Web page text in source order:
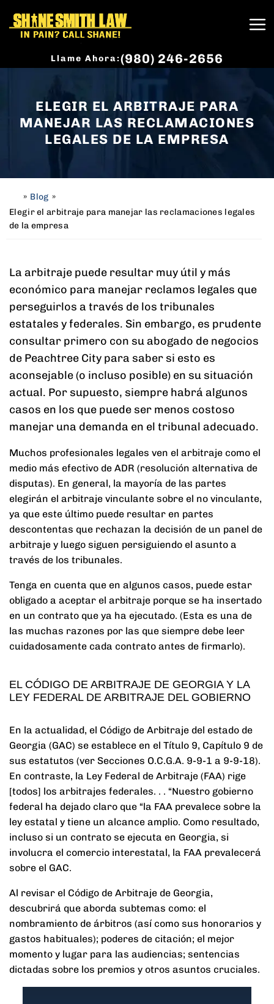
Llame Ahora:(980) 246-2656
ELEGIR EL ARBITRAJE PARA
MANEJAR LAS RECLAMACIONES
LEGALES DE LA EMPRESA
o
m
» Blog »
Elegir el arbitraje para manejar las reclamaciones legales
de la empresa
La arbitraje puede resultar muy útil y más
económico para manejar reclamos legales que
perseguirlos a través de los tribunales
estatales y federales. Sin embargo, es prudente
consultar primero con su abogado de negocios
de Peachtree City para saber si esto es
aconsejable (o incluso posible) en su situación
actual. Por supuesto, siempre habrá algunos
casos en los que puede ser menos costoso
manejar una demanda en el tribunal adecuado.
Muchos profesionales legales ven el arbitraje como el
medio más efectivo de ADR (resolución alternativa de
disputas). En general, la mayoría de las partes
elegirán el arbitraje vinculante sobre el no vinculante,
ya que este último puede resultar en partes
descontentas que rechazan la decisión de un panel de
arbitraje y luego siguen persiguiendo el asunto a
través de los tribunales.
Tenga en cuenta que en algunos casos, puede estar
obligado a aceptar el arbitraje porque se ha insertado
en un contrato que ya ha ejecutado. (Esta es una de
las muchas razones por las que siempre debe leer
cuidadosamente cada contrato antes de firmarlo).
EL CÓDIGO DE ARBITRAJE DE GEORGIA Y LA
LEY FEDERAL DE ARBITRAJE DEL GOBIERNO
En la actualidad, el Código de Arbitraje del estado de
Georgia (GAC) se establece en el Título 9, Capítulo 9 de
sus estatutos (ver Secciones O.C.G.A. 9-9-1 a 9-9-18).
En contraste, la Ley Federal de Arbitraje (FAA) rige
[todos] los arbitrajes federales. . . “Nuestro gobierno
federal ha dejado claro que “la FAA prevalece sobre la
ley estatal y tiene un alcance amplio. Como resultado,
incluso si un contrato se ejecuta en Georgia, si
involucra el comercio interestatal, la FAA prevalecerá
sobre el GAC.
Al revisar el Código de Arbitraje de Georgia,
descubrirá que aborda subtemas como: el
nombramiento de árbitros (así como sus honorarios y
gastos habituales); poderes de citación; el mejor
momento y lugar para las audiencias; sentencias
dictadas sobre los premios y otros asuntos cruciales.